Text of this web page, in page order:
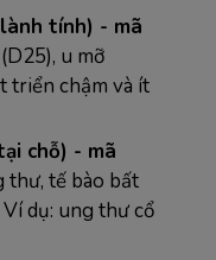
tính) - mã
u mỡ
triển chậm và ít
chỗ) - mã
thư, tế bào bất
dụ: ung thư cổ